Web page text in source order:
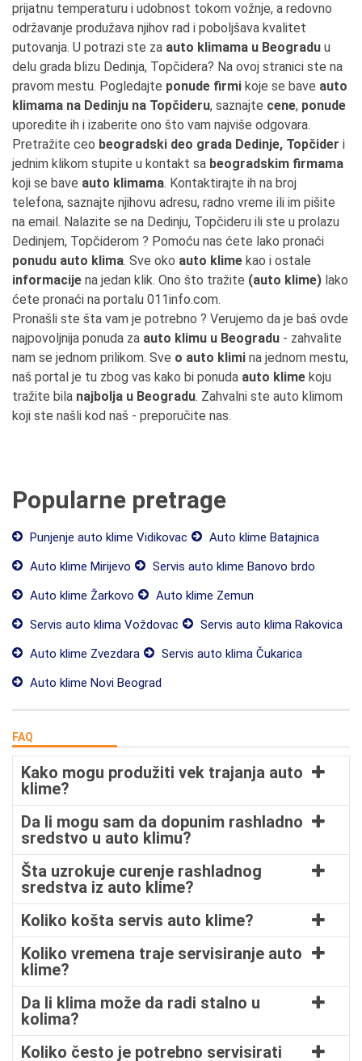
prijatnu temperaturu i udobnost tokom vožnje, a redovno
održavanje produžava njihov rad i poboljšava kvalitet
putovanja. U potrazi ste za auto klimama u Beogradu u
delu grada blizu Dedinja, Topčidera? Na ovoj stranici ste na
pravom mestu. Pogledajte ponude firmi koje se bave auto
klimama na Dedinju na Topčideru, saznajte cene, ponude
uporedite ih i izaberite ono što vam najviše odgovara.
Pretražite ceo beogradski deo grada Dedinje, Topčider i
jednim klikom stupite u kontakt sa beogradskim firmama
koji se bave auto klimama. Kontaktirajte ih na broj
telefona, saznajte njihovu adresu, radno vreme ili im pišite
na email. Nalazite se na Dedinju, Topčideru ili ste u prolazu
Dedinjem, Topčiderom ? Pomoću nas ćete lako pronaći
ponudu auto klima. Sve oko auto klime kao i ostale
informacije na jedan klik. Ono što tražite (auto klime) lako
ćete pronaći na portalu 011info.com.
Pronašli ste šta vam je potrebno ? Verujemo da je baš ovde
najpovoljnija ponuda za auto klimu u Beogradu - zahvalite
nam se jednom prilikom. Sve o auto klimi na jednom mestu,
naš portal je tu zbog vas kako bi ponuda auto klime koju
tražite bila najbolja u Beogradu. Zahvalni ste auto klimom
koji ste našli kod naš - preporučite nas.
Popularne pretrage
Punjenje auto klime Vidikovac
Auto klime Batajnica
Auto klime Mirijevo
Servis auto klime Banovo brdo
Auto klime Žarkovo
Auto klime Zemun
Servis auto klima Voždovac
Servis auto klima Rakovica
Auto klime Zvezdara
Servis auto klima Čukarica
Auto klime Novi Beograd
FAQ
Kako mogu produžiti vek trajanja auto
klime?
Da li mogu sam da dopunim rashladno
sredstvo u auto klimu?
Šta uzrokuje curenje rashladnog
sredstva iz auto klime?
Koliko košta servis auto klime?
Koliko vremena traje servisiranje auto
klime?
Da li klima može da radi stalno u
kolima?
Koliko često je potrebno servisirati